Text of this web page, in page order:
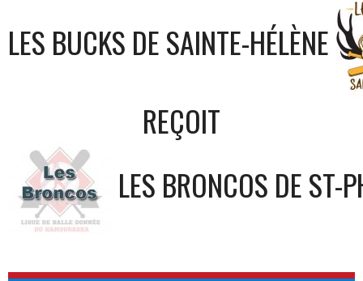
LES BUCKS DE SAINTE-HÉLÈNE
REÇOIT
LES BRONCOS DE ST-